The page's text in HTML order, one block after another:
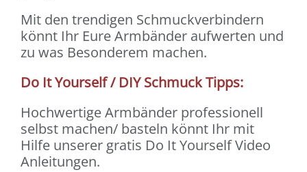
Mit den trendigen Schmuckverbindern
könnt Ihr Eure Armbänder aufwerten und
zu was Besonderem machen.
Do It Yourself / DIY Schmuck Tipps:
Hochwertige Armbänder professionell
selbst machen/ basteln könnt Ihr mit
Hilfe unserer gratis Do It Yourself Video
Anleitungen.